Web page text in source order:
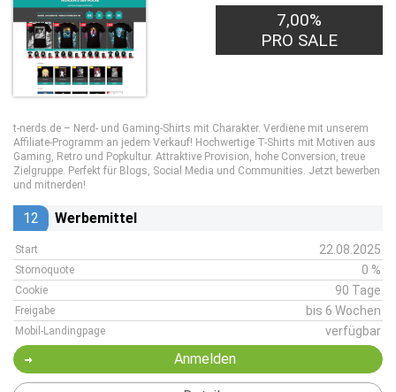
7,00%
PRO SALE
t-nerds.de – Nerd- und Gaming-Shirts mit Charakter. Verdiene mit unserem
Affiliate-Programm an jedem Verkauf! Hochwertige T-Shirts mit Motiven aus
Gaming, Retro und Popkultur. Attraktive Provision, hohe Conversion, treue
Zielgruppe. Perfekt für Blogs, Social Media und Communities. Jetzt bewerben
und mitnerden!
12 Werbemittel
Start 22.08.2025
Stornoquote 0 %
Cookie 90 Tage
Freigabe bis 6 Wochen
Mobil-Landingpage verfügbar
Anmelden